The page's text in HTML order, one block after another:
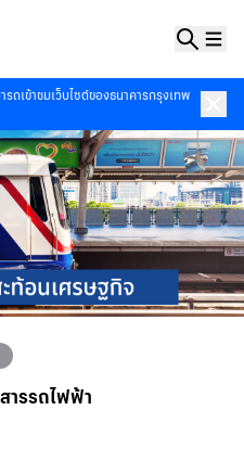
รถเข้าชมเว็บไซต์ของธนาคารกรุงเทพ
ารรถไฟฟ้า